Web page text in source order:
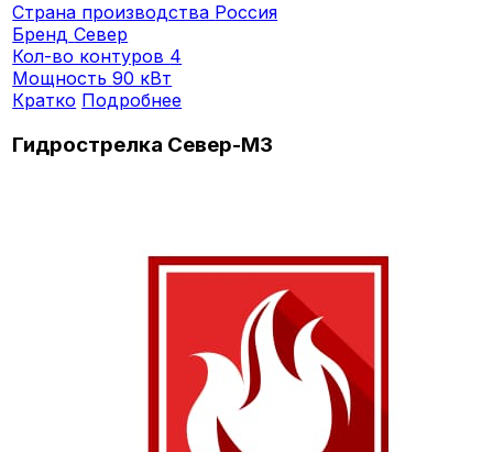
Страна производства Россия
БрендСевер
Кол-во контуров 4
Мощность90 кВт
Кратко Подробнее
Гидрострелка Север-M3